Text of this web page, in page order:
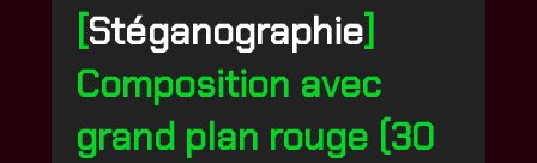
[Stéganographie]
Composition avec
grand plan rouge (30